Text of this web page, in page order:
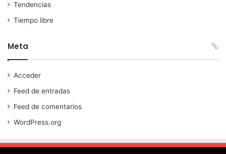
Tendencias
Tiempo libre
Meta
Acceder
Feed de entradas
Feed de comentarios
WordPress.org